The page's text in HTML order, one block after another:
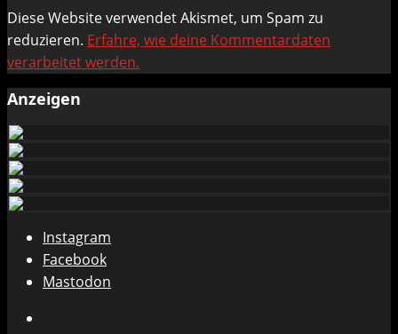
Diese Website verwendet Akismet, um Spam zu
reduzieren. Erfahre, wie deine Kommentardaten
verarbeitet werden.
Anzeigen
Instagram
Facebook
Mastodon